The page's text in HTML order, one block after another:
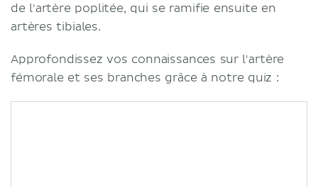
de l'artère poplitée, qui se ramifie ensuite en
artères tibiales.
Approfondissez vos connaissances sur l'artère
fémorale et ses branches grâce à notre quiz :